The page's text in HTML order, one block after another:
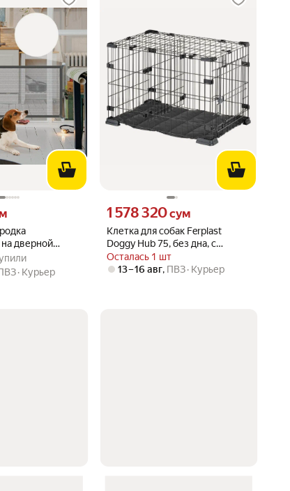
дверной
см на 72 см
вместо
из 5
Курьер
Клетка для собак Ferplast
Doggy Hub 75, без дна, с
подушкой, 50*76*50 см
Осталась 1 шт
Цена 1578320 сум вместо
1 578 320сум
13 – 16 авг, ПВЗ Курьер